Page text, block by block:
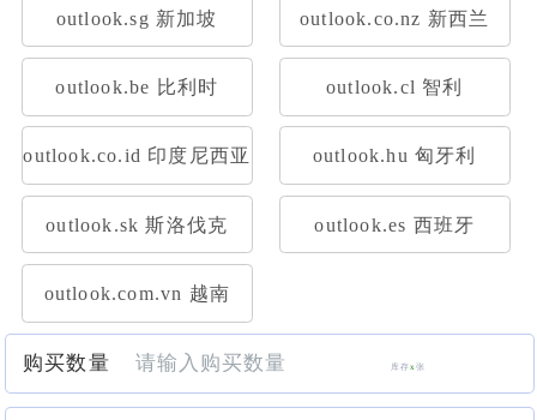
outlook.sg 新加坡 outlook.co.nz 新西兰
outlook.be 比利时 outlook.cl 智利
outlook.co.id 印度尼西亚 outlook.hu 匈牙利
outlook.sk 斯洛伐克 outlook.es 西班牙
outlook.com.vn 越南
购买数量 库存x张